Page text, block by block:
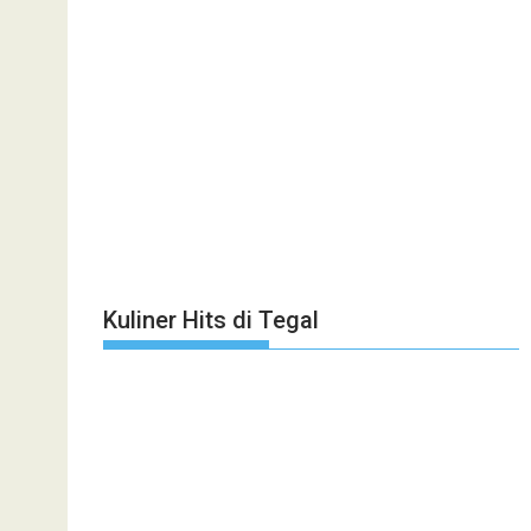
Kuliner Hits di Tegal